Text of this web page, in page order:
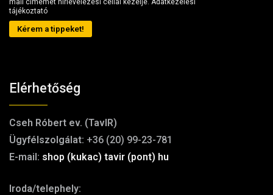
mail címemet hírlevelezési céllal kezelje. Adatkezelési
tájékoztató
Kérem a tippeket!
Elérhetőség
Cseh Róbert ev. (TavIR)
Ügyfélszolgálat: +36 (20) 99-23-781
E-mail: shop (kukac) tavir (pont) hu
Iroda/telephely: